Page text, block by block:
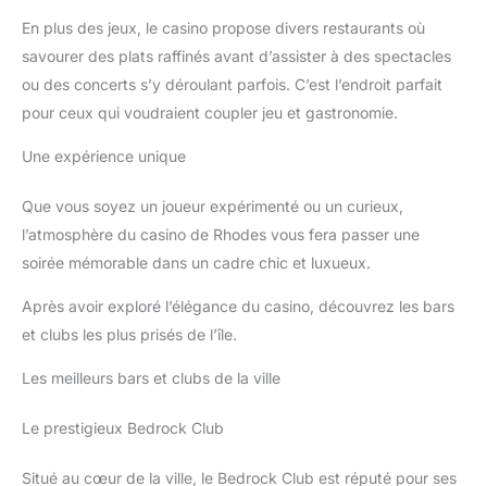
En plus des jeux, le casino propose divers restaurants où
savourer des plats raffinés avant d’assister à des spectacles
ou des concerts s’y déroulant parfois. C’est l’endroit parfait
pour ceux qui voudraient coupler jeu et gastronomie.
Une expérience unique
Que vous soyez un joueur expérimenté ou un curieux,
l’atmosphère du casino de Rhodes vous fera passer une
soirée mémorable dans un cadre chic et luxueux.
Après avoir exploré l’élégance du casino, découvrez les bars
et clubs les plus prisés de l’île.
Les meilleurs bars et clubs de la ville
Le prestigieux Bedrock Club
Situé au cœur de la ville, le Bedrock Club est réputé pour ses